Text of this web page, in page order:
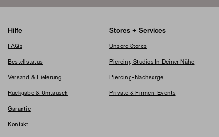
Hilfe
FAQs
Bestellstatus
Versand & Lieferung
Rückgabe & Umtausch
Garantie
Kontakt
Stores + Services
Unsere Stores
Piercing Studios In Deiner Nähe
Piercing-Nachsorge
Private & Firmen-Events